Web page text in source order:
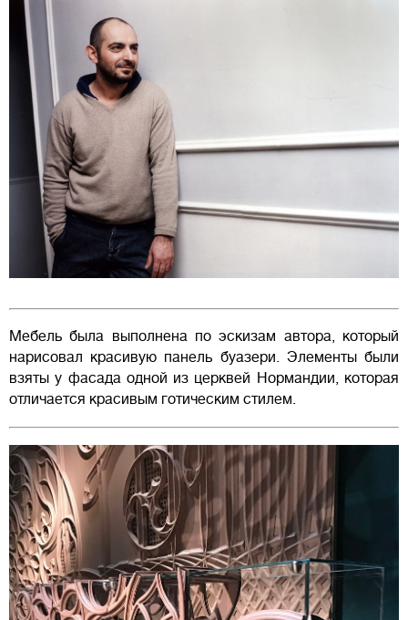
Мебель была выполнена по эскизам автора, который
нарисовал красивую панель буазери. Элементы были
взяты у фасада одной из церквей Нормандии, которая
отличается красивым готическим стилем.